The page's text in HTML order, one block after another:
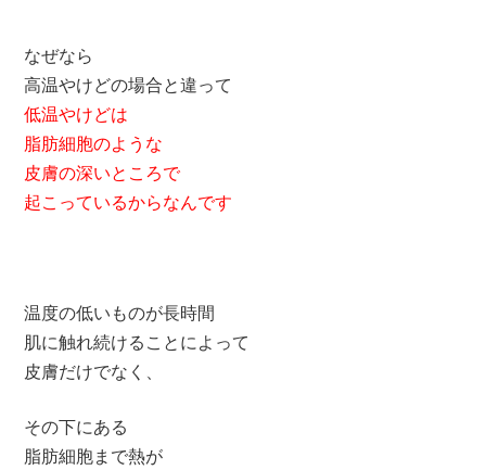
なぜなら
高温やけどの場合と違って
低温やけどは
脂肪細胞のような
皮膚の深いところで
起こっているからなんです
温度の低いものが長時間
肌に触れ続けることによって
皮膚だけでなく、
その下にある
脂肪細胞まで熱が